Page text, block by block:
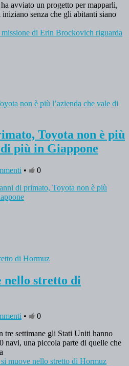
avviato un progetto per mapparli,
senza che gli abitanti siano
di Erin Brockovich riguarda
Toyota non è più
più in Giappone
•
0
di primato, Toyota non è più
nello stretto di
•
0
tre settimane gli Stati Uniti hanno
navi, una piccola parte di quelle che
muove nello stretto di Hormuz